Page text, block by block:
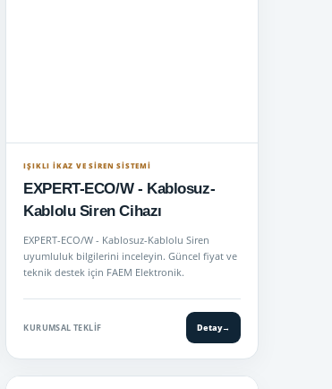
IŞIKLI İKAZ VE SİREN SİSTEMİ
EXPERT-ECO/W - Kablosuz-
Kablolu Siren Cihazı
EXPERT-ECO/W - Kablosuz-Kablolu Siren
uyumluluk bilgilerini inceleyin. Güncel fiyat ve
teknik destek için FAEM Elektronik.
KURUMSAL TEKLIF Detay→